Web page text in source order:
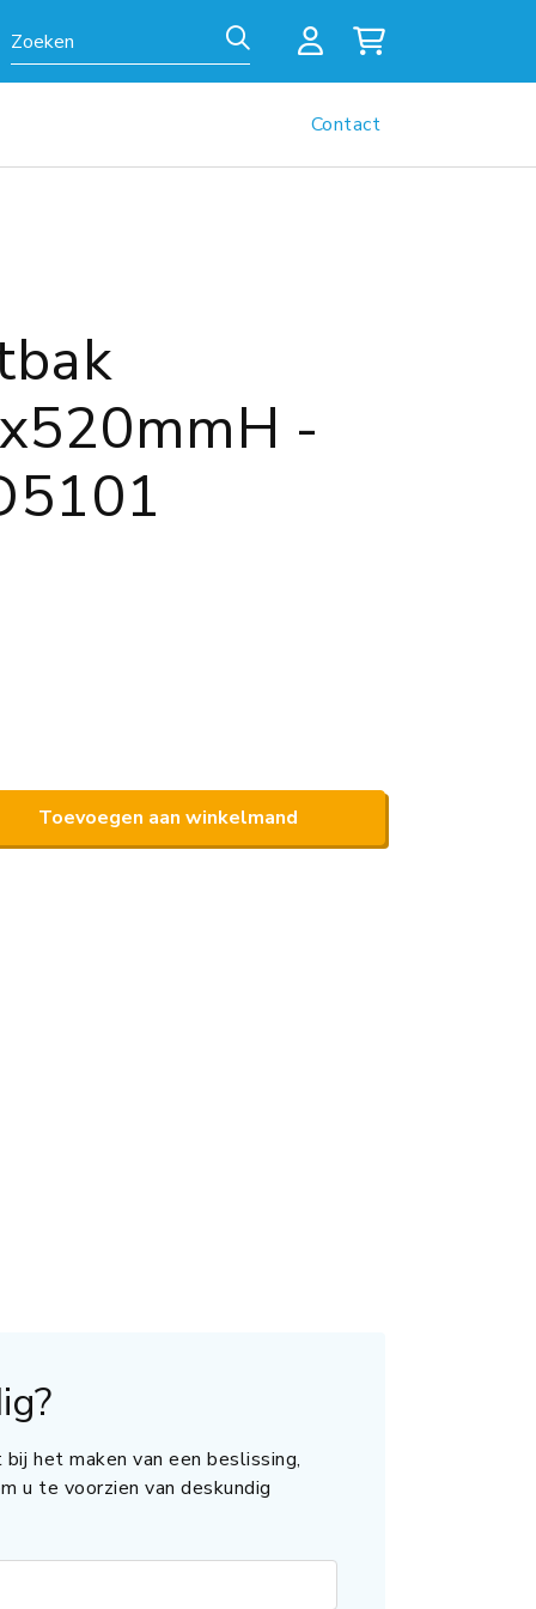
Zoeken
Contact
-
Toevoegen aan winkelmand
het maken van een beslissing,
u te voorzien van deskundig